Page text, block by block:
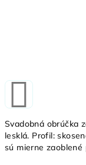
Svadobná obrúčka
lesklá. Profil:
sú mierne zaoblené